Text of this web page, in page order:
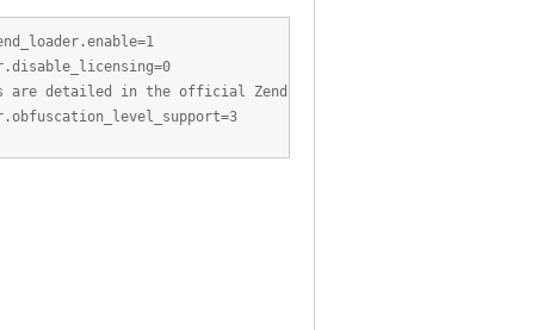
are detailed in the official Zend